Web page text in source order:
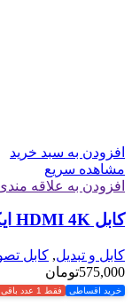
افزودن به سبد خرید
مشاهده سریع
افزودن به علاقه
کابل HDMI 4K ایکس وکس به طول 5 متر
کابل و تبدیل, کابل
575,000تومان
خرید اقساطی فقط 1 عدد باقی مانده!